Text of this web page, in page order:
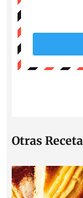
Otras